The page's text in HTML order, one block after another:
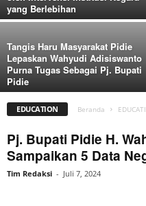
yang Berlebihan
Tangis Haru Masyarakat Pidie
Lepaskan Wahyudi Adisiswanto
Purna Tugas Sebagai Pj. Bupati
Pidie
EDUCATION Beranda
Pj. Bupati Pidie H.
Sampaikan 5 Data
Tim Redaksi - Juli 7, 2024